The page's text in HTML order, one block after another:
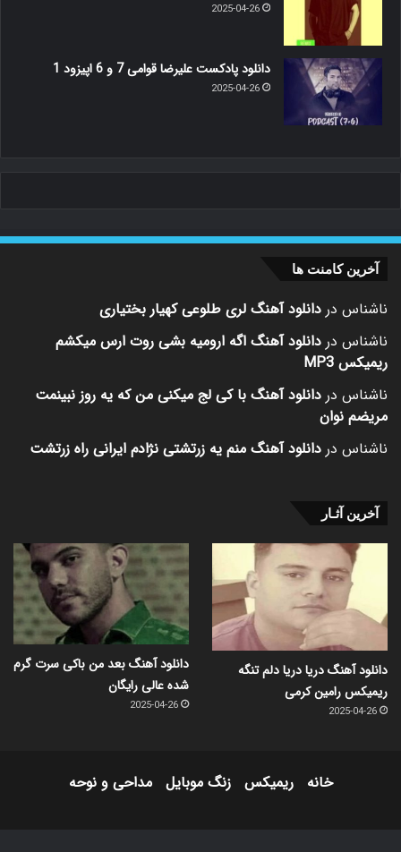
2025-04-26
دانلود پادکست علیرضا قوامی 7 و 6 اپیزود 1
2025-04-26
آخرین کامنت ها
ناشناس در دانلود آهنگ لری طلوعی کهیار بختیاری
ناشناس در دانلود آهنگ اگه ارومیه بشی روت ارس میکشم
ریمیکس MP3
ناشناس در دانلود آهنگ با کی لج میکنی من که یه روز نبینمت
مریضم نوان
ناشناس در دانلود آهنگ منم یه زرتشتی نژادم ایرانی راه زرتشت
آخرین آثـار
دانلود آهنگ دریا دریا دلم تنگه
ریمیکس رامین کرمی
2025-04-26
دانلود آهنگ بعد من باکی سرت گرم
شده عالی رایگان
2025-04-26
خانه ریمیکس زنگ موبایل مداحی و نوحه